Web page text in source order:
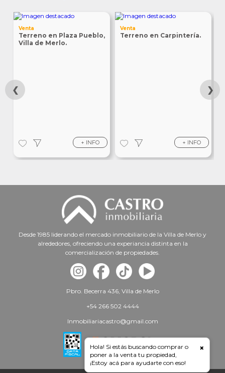
❮
Venta
Terreno en Plaza Pueblo,
Villa de Merlo.
+ INFO
Venta
Terreno en Carpintería.
+ INFO
❯
Desde 1985 liderando el mercado inmobiliario de la Villa de Merlo y
alrededores, ofreciendo una experiancia distinta en la
comercialización de propiedades.
Pbro. Becerra 436, Villa de Merlo
+54 266 502 4444
Inmobiliariacastro@gmail.com
×
Hola! Si estás buscando comprar o
poner a la venta tu propiedad,
¡Estoy acá para ayudarte con eso!